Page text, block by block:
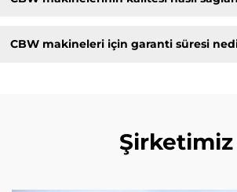
CBW makineleri için garanti süresi
Şirketimiz